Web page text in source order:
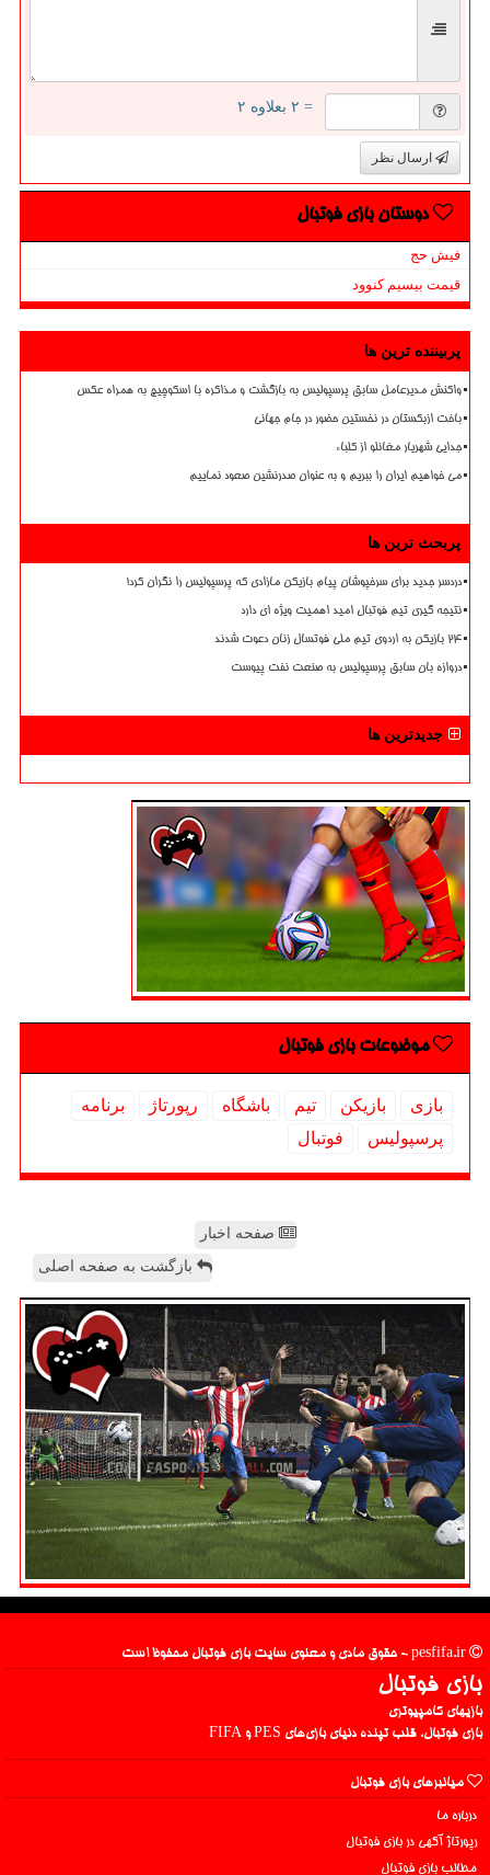
= ۲ بعلاوه ۲
ارسال نظر
دوستان بازی فوتبال
فیش حج
قیمت بیسیم کنوود
پربیننده ترین ها
واکنش مدیرعامل سابق پرسپولیس به بازگشت و مذاکره با اسکوچیچ به همراه عکس
باخت ازبکستان در نخستین حضور در جام جهانی
جدایی شهریار مغانلو از کلباء
می خواهیم ایران را ببریم و به عنوان صدرنشین صعود نماییم
پربحث ترین ها
دردسر جدید برای سرخپوشان پیام بازیکن مازادی که پرسپولیس را نگران کرد!
نتیجه گیری تیم فوتبال امید اهمیت ویژه ای دارد
۲۴ بازیکن به اردوی تیم ملی فوتسال زنان دعوت شدند
دروازه بان سابق پرسپولیس به صنعت نفت پیوست
جدیدترین ها
موضوعات بازی فوتبال
بازی بازیكن تیم باشگاه رپورتاژ
برنامه
پرسپولیس
فوتبال
صفحه اخبار
بازگشت به صفحه اصلی
بازی فوتبال
بازیهای کامپیوتری
بازی فوتبال، قلب تپنده دنیای بازی‌های PES و FIFA
میانبرهای بازی فوتبال
درباره ما
رپورتاژ آگهی در بازی فوتبال
مطالب بازی فوتبال